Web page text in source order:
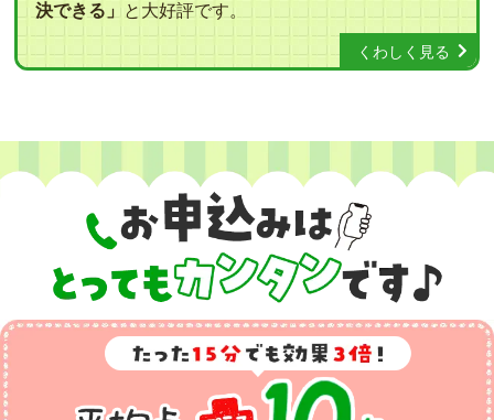
決できる」 と大好評です。
くわしく見る